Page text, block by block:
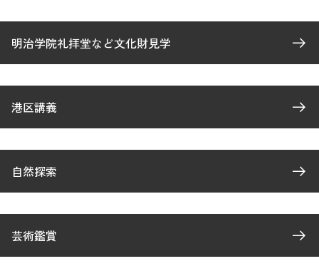
明治学院礼拝堂など文化財見学
港区講義
自然探索
芸術鑑賞